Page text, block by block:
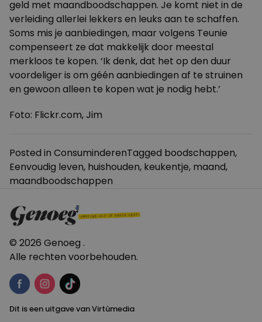
geld met maandboodschappen. Je komt niet in de
verleiding allerlei lekkers en leuks aan te schaffen.
Soms mis je aanbiedingen, maar volgens Teunie
compenseert ze dat makkelijk door meestal
merkloos te kopen. ‘Ik denk, dat het op den duur
voordeliger is om géén aanbiedingen af te struinen
en gewoon alleen te kopen wat je nodig hebt.’
Foto: Flickr.com,Jim
Posted in ConsuminderenTagged boodschappen,
Eenvoudig leven, huishouden, keukentje, maand,
maandboodschappen
© 2026 Genoeg .
Alle rechten voorbehouden.
Dit is een uitgave van Virtùmedia